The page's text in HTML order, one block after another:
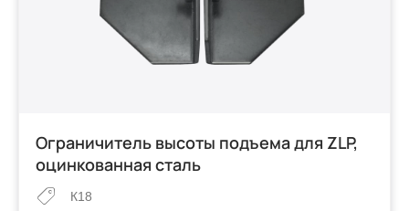
Ограничитель высоты подъема для ZLP,
оцинкованная сталь
К18